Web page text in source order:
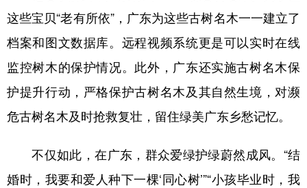
这些宝贝“老有所依”，广东为这些古树名木一一建立了
档案和图文数据库。远程视频系统更是可以实时在线
监控树木的保护情况。此外，广东还实施古树名木保
护提升行动，严格保护古树名木及其自然生境，对濒
危古树名木及时抢救复壮，留住绿美广东乡愁记忆。
不仅如此，在广东，群众爱绿护绿蔚然成风。“结
婚时，我要和爱人种下一棵‘同心树’”“小孩毕业时，我